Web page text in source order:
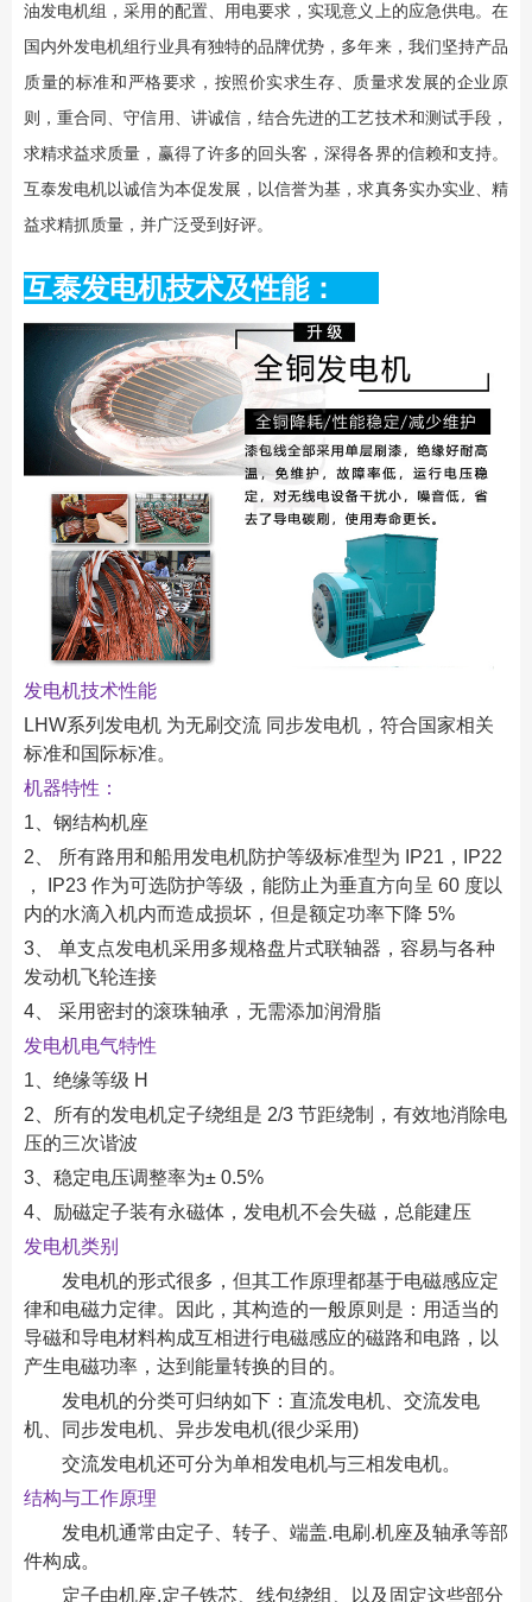
油发电机组，采用的配置、用电要求，实现意义上的应急供电。在
国内外发电机组行业具有独特的品牌优势，多年来，我们坚持产品
质量的标准和严格要求，按照价实求生存、质量求发展的企业原
则，重合同、守信用、讲诚信，结合先进的工艺技术和测试手段，
求精求益求质量，赢得了许多的回头客，深得各界的信赖和支持。
互泰发电机以诚信为本促发展，以信誉为基，求真务实办实业、精
益求精抓质量，并广泛受到好评。
互泰发电机技术及性能：
发电机技术性能
LHW系列发电机 为无刷交流 同步发电机，符合国家相关
标准和国际标准。
机器特性：
1、钢结构机座
2、 所有路用和船用发电机防护等级标准型为 IP21，IP22
， IP23 作为可选防护等级，能防止为垂直方向呈 60 度以
内的水滴入机内而造成损坏，但是额定功率下降 5%
3、 单支点发电机采用多规格盘片式联轴器，容易与各种
发动机飞轮连接
4、 采用密封的滚珠轴承，无需添加润滑脂
发电机电气特性
1、绝缘等级 H
2、所有的发电机定子绕组是 2/3 节距绕制，有效地消除电
压的三次谐波
3、稳定电压调整率为± 0.5%
4、励磁定子装有永磁体，发电机不会失磁，总能建压
发电机类别
发电机的形式很多，但其工作原理都基于电磁感应定
律和电磁力定律。因此，其构造的一般原则是：用适当的
导磁和导电材料构成互相进行电磁感应的磁路和电路，以
产生电磁功率，达到能量转换的目的。
发电机的分类可归纳如下：直流发电机、交流发电
机、同步发电机、异步发电机(很少采用)
交流发电机还可分为单相发电机与三相发电机。
结构与工作原理
发电机通常由定子、转子、端盖.电刷.机座及轴承等部
件构成。
定子由机座.定子铁芯、线包绕组、以及固定这些部分